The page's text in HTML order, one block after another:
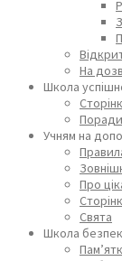
На
Школа
Учням на
Про
Свята
Школа